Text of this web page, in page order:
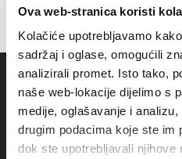
Ova web-stranica koristi
Kolačiće upotrebljavamo
sadržaj i oglase, omogućili
analizirali promet. Isto tako,
naše web-lokacije dijelimo s
medije, oglašavanje i
drugim podacima koje ste im
dok ste upotrebljavali njihove